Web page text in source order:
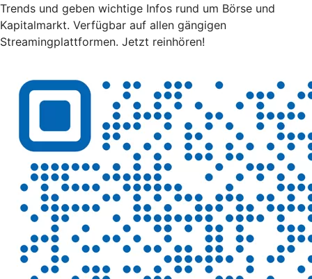
Trends und geben wichtige Infos rund um Börse und
Kapitalmarkt. Verfügbar auf allen gängigen
Streamingplattformen. Jetzt reinhören!